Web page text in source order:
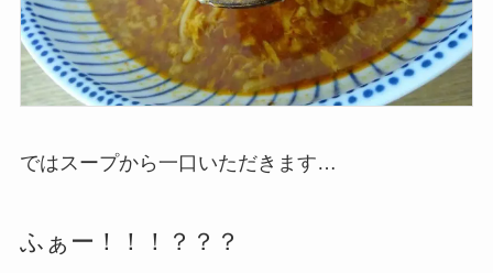
ではスープから一口いただきます…
ふぁー！！！？？？